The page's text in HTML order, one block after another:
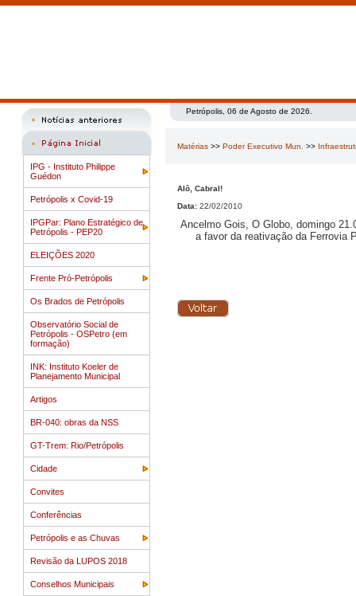
IPG - Instituto Philippe
Guédon
Petrópolis x Covid-19
IPGPar: Plano Estratégico de
Petrópolis - PEP20
ELEIÇÕES 2020
Frente Pró-Petrópolis
Os Brados de Petrópolis
Observatório Social de
Petrópolis - OSPetro (em
formação)
INK: Instituto Koeler de
Planejamento Municipal
Artigos
BR-040: obras da NSS
GT-Trem: Rio/Petrópolis
Cidade
Convites
Conferências
Petrópolis e as Chuvas
Revisão da LUPOS 2018
Conselhos Municipais
Petrópolis, 06 de Agosto de 2026.
Matérias >> Poder Executivo Mun. >>
Alô, Cabral!
Data: 22/02/2010
Ancelmo Gois, O Globo, domingo
a favor da reativação da Ferrovia